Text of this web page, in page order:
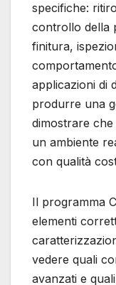
specifiche:
controllo della
finitura,
applicazioni di
produrre una
dimostrare
un ambiente
con qualità
Il programma
elementi
vedere quali
avanzati e